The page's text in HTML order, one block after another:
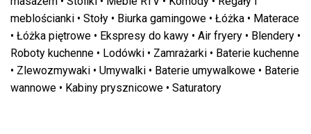
meblościanki • Stoły • Biurka gamingowe • Łóżka • Materace
• Łóżka piętrowe • Ekspresy do kawy • Air fryery • Blendery •
Roboty kuchenne • Lodówki • Zamrażarki • Baterie kuchenne
• Zlewozmywaki • Umywalki • Baterie umywalkowe • Baterie
wannowe • Kabiny prysznicowe • Saturatory